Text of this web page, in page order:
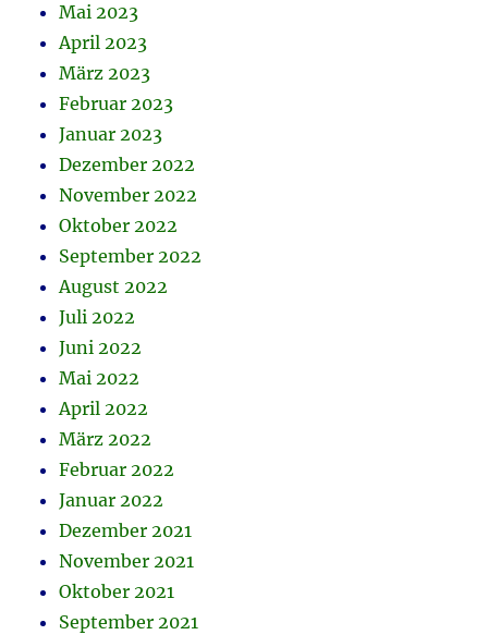
Mai 2023
April 2023
März 2023
Februar 2023
Januar 2023
Dezember 2022
November 2022
Oktober 2022
September 2022
August 2022
Juli 2022
Juni 2022
Mai 2022
April 2022
März 2022
Februar 2022
Januar 2022
Dezember 2021
November 2021
Oktober 2021
September 2021